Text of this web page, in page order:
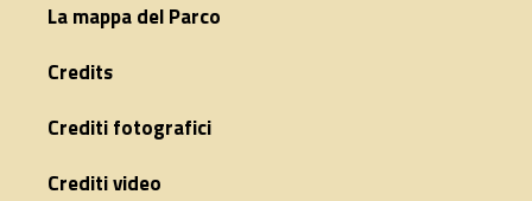
La mappa del Parco
Credits
Crediti fotografici
Crediti video